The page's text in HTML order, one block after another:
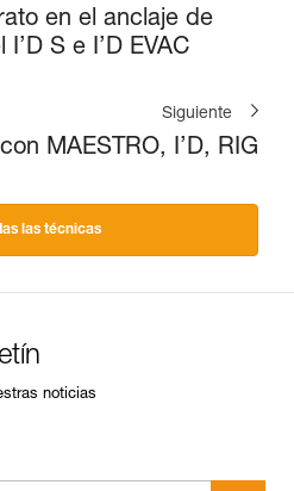
en el anclaje de
S e I’D EVAC
Siguiente
MAESTRO, I’D, RIG
las técnicas
noticias